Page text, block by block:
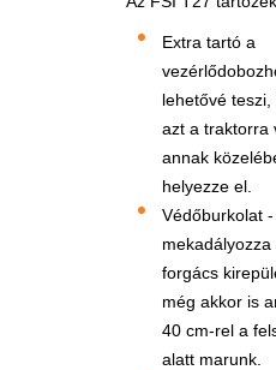
Extra tartó a
lehetővé teszi,
azt a traktorra
annak
helyezze el.
Védőburkolat -
mekadályozza
forgács
még akkor is
40 cm-rel a
alatt marunk.